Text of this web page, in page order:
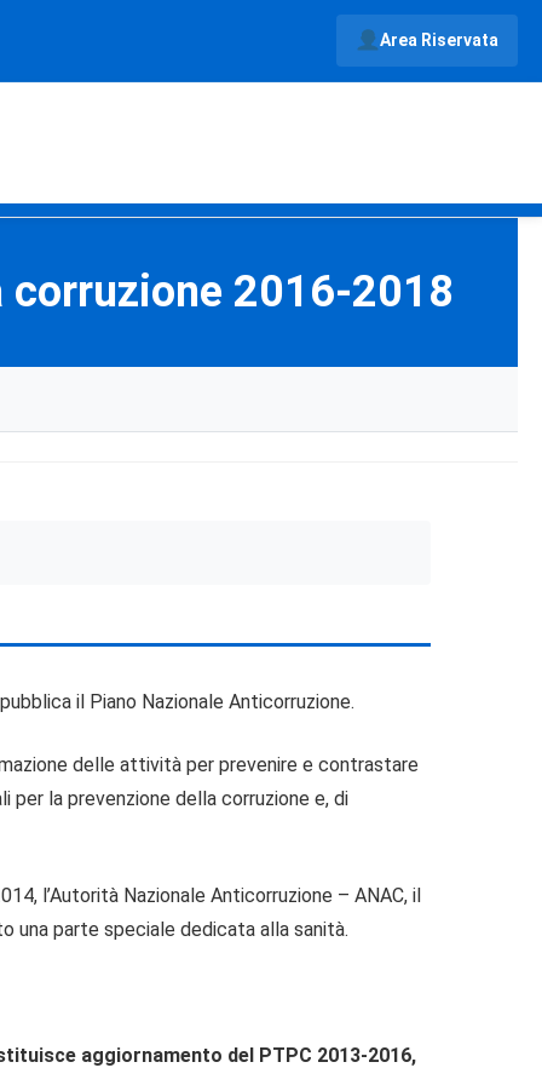
Area Riservata
corruzione 2016-2018
il Piano Nazionale Anticorruzione.
delle attività per prevenire e contrastare
per la prevenzione della corruzione e, di
l’Autorità Nazionale Anticorruzione – ANAC, il
una parte speciale dedicata alla sanità.
aggiornamento del PTPC 2013-2016,